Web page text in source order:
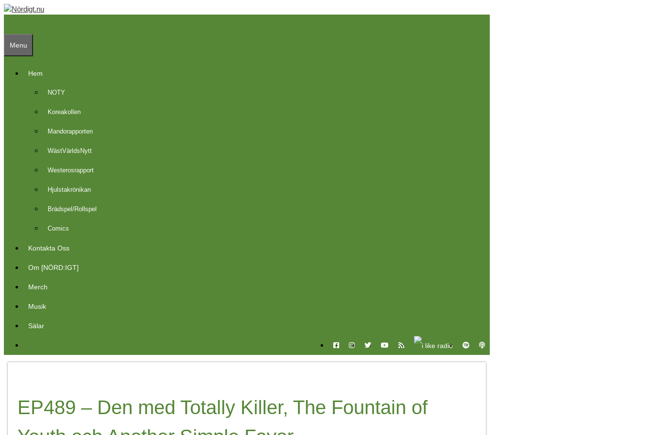
Skip
Menu
Hem
NOTY
Koreakollen
Mandorapporten
WästVärldsNytt
Westerosrapport
Hjulstakrönikan
Brädspel/Rollspel
Comics
Kontakta Oss
Om [NÖRD:IGT]
Merch
Musik
Sälar
EP489 – Den med Totally Killer, The Fountain of